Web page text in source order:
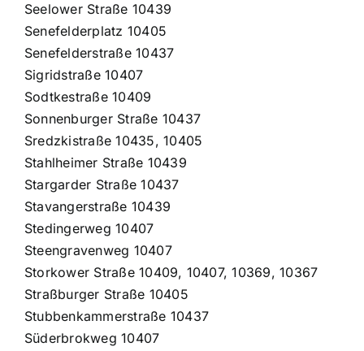
Seelower Straße 10439
Senefelderplatz 10405
Senefelderstraße 10437
Sigridstraße 10407
Sodtkestraße 10409
Sonnenburger Straße 10437
Sredzkistraße 10435, 10405
Stahlheimer Straße 10439
Stargarder Straße 10437
Stavangerstraße 10439
Stedingerweg 10407
Steengravenweg 10407
Storkower Straße 10409, 10407, 10369, 10367
Straßburger Straße 10405
Stubbenkammerstraße 10437
Süderbrokweg 10407